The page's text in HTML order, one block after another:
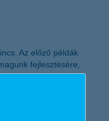
Az előző példák
fejlesztésére,
jó kiindulópontot